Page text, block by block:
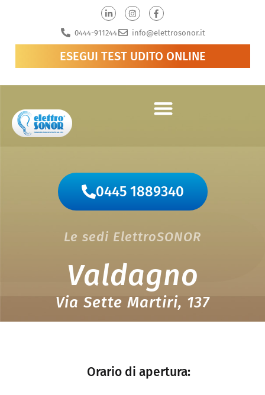
0444-911244 info@elettrosonor.it
ESEGUI TEST UDITO ONLINE
0445 1889340
Le sedi ElettroSONOR
Valdagno
Via Sette Martiri, 137
Orario di apertura: